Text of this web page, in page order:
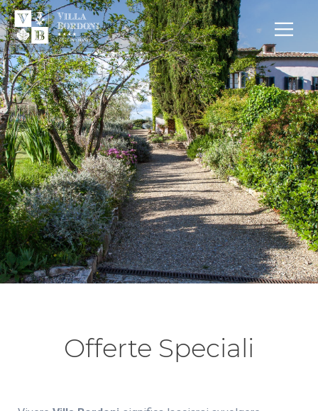
Offerte Speciali